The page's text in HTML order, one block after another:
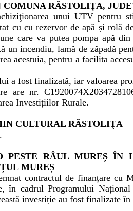
RĂSTOLIȚA,
unui UTV pentru
cu cu rezervor de apă și rolă
care va putea pompa apă
un incendiu, lamă de zăpadă
acestuia, pentru a facilita
a fost finalizată, iar valoarea
are nr.
Investițiilor Rurale.
CULTURAL RĂSTOLIŢA
PESTE RÂUL MUREȘ ÎN
MUREȘ
contractul de finanțare cu
în cadrul Programului
investiție au fost finalizate în